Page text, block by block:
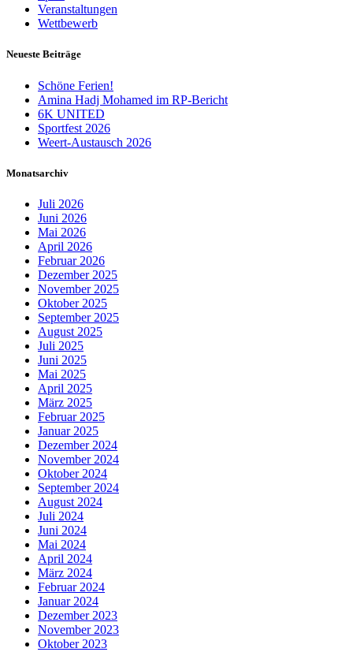
Veranstaltungen
Wettbewerb
Neueste Beiträge
Schöne Ferien!
Amina Hadj Mohamed im RP-Bericht
6K UNITED
Sportfest 2026
Weert-Austausch 2026
Monatsarchiv
Juli 2026
Juni 2026
Mai 2026
April 2026
Februar 2026
Dezember 2025
November 2025
Oktober 2025
September 2025
August 2025
Juli 2025
Juni 2025
Mai 2025
April 2025
März 2025
Februar 2025
Januar 2025
Dezember 2024
November 2024
Oktober 2024
September 2024
August 2024
Juli 2024
Juni 2024
Mai 2024
April 2024
März 2024
Februar 2024
Januar 2024
Dezember 2023
November 2023
Oktober 2023